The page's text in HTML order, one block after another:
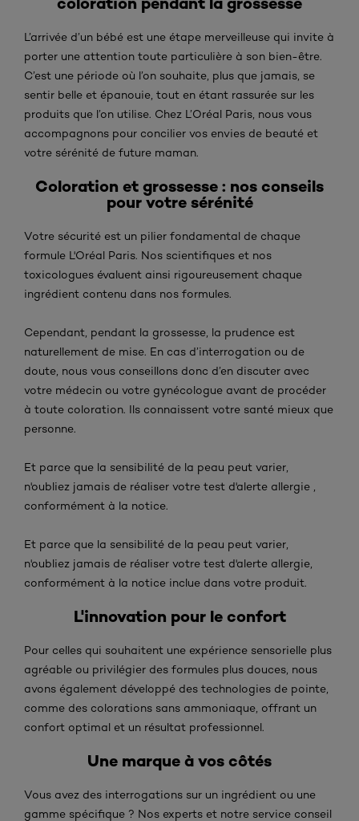
L’arrivée d’un bébé est une étape merveilleuse qui invite à
porter une attention toute particulière à son bien-être.
C’est une période où l’on souhaite, plus que jamais, se
sentir belle et épanouie, tout en étant rassurée sur les
produits que l’on utilise. Chez L’Oréal Paris, nous vous
accompagnons pour concilier vos envies de beauté et
votre sérénité de future maman.
Coloration et grossesse : nos conseils
pour votre sérénité
Votre sécurité est un pilier fondamental de chaque
formule L'Oréal Paris. Nos scientifiques et nos
toxicologues évaluent ainsi rigoureusement chaque
ingrédient contenu dans nos formules.
Cependant, pendant la grossesse, la prudence est
naturellement de mise. En cas d’interrogation ou de
doute, nous vous conseillons donc d’en discuter avec
votre médecin ou votre gynécologue avant de procéder
à toute coloration. Ils connaissent votre santé mieux que
personne.
Et parce que la sensibilité de la peau peut varier,
n'oubliez jamais de réaliser votre test d'alerte allergie ,
conformément à la notice.
Et parce que la sensibilité de la peau peut varier,
n'oubliez jamais de réaliser votre test d'alerte allergie,
conformément à la notice inclue dans votre produit.
L'innovation pour le confort
Pour celles qui souhaitent une expérience sensorielle plus
agréable ou privilégier des formules plus douces, nous
avons également développé des technologies de pointe,
comme des colorations sans ammoniaque, offrant un
confort optimal et un résultat professionnel.
Une marque à vos côtés
Vous avez des interrogations sur un ingrédient ou une
gamme spécifique ? Nos experts et notre service conseil